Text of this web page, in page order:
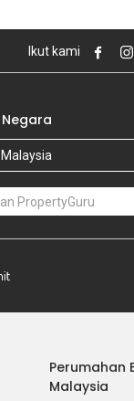
Ikut kami
Malaysia
Perumahan
Malaysia